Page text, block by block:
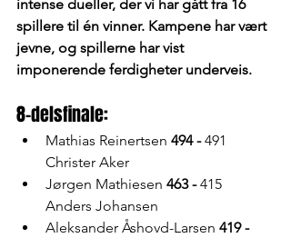
intense dueller, der vi har gått fra 16
spillere til én vinner. Kampene har vært
jevne, og spillerne har vist
imponerende ferdigheter underveis.
8-delsfinale:
Mathias Reinertsen 494 - 491
Christer Aker
Jørgen Mathiesen 463 - 415
Anders Johansen
Aleksander Åshovd-Larsen 419 -